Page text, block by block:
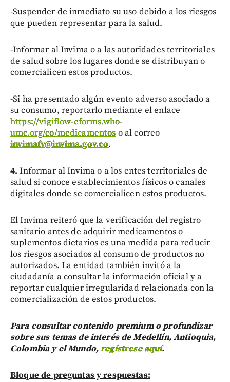
-Suspender de inmediato su uso debido a los riesgos
que pueden representar para la salud.
-Informar al Invima o a las autoridades territoriales
de salud sobre los lugares donde se distribuyan o
comercialicen estos productos.
-Si ha presentado algún evento adverso asociado a
su consumo, reportarlo mediante el enlace
https://vigiflow-eforms.who-
umc.org/co/medicamentoso al correo
invimafv@invima.gov.co.
4. Informar al Invima o a los entes territoriales de
salud si conoce establecimientos físicos o canales
digitales donde se comercialicen estos productos.
El Invima reiteró que la verificación del registro
sanitario antes de adquirir medicamentos o
suplementos dietarios es una medida para reducir
los riesgos asociados al consumo de productos no
autorizados. La entidad también invitó a la
ciudadanía a consultar la información oficial y a
reportar cualquier irregularidad relacionada con la
comercialización de estos productos.
Para consultar contenido premium o profundizar
sobre sus temas de interés de Medellín, Antioquia,
Colombia y el Mundo,regístrese aquí.
Bloque de preguntas y respuestas: